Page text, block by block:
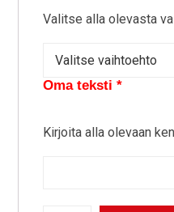
Valitse alla olevasta
Oma teksti *
Kirjoita alla olevaan